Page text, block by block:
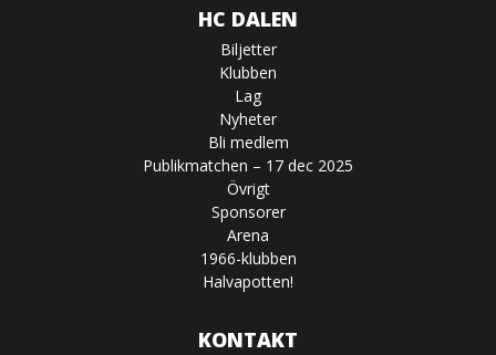
HC DALEN
Biljetter
Klubben
Lag
Nyheter
Bli medlem
Publikmatchen – 17 dec 2025
Övrigt
Sponsorer
Arena
1966-klubben
Halvapotten!
KONTAKT